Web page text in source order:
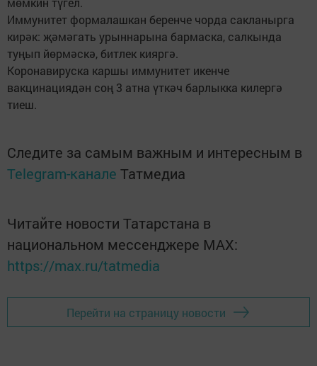
Иммунитет формалашкан беренче чорда сакланырга
кирәк: җәмәгать урыннарына бармаска, салкында
туңып йөрмәскә, битлек кияргә.
Коронавируска каршы иммунитет икенче
вакцинациядән соң 3 атна үткәч барлыкка килергә
тиеш.
Следите за самым важным и интересным в
Telegram-канале Татмедиа
Читайте новости Татарстана в
национальном мессенджере MАХ:
https://max.ru/tatmedia
Перейти на страницу новости